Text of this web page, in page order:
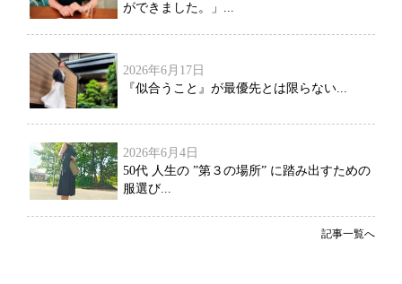
ができました。」...
2026年6月17日
『似合うこと』が最優先とは限らない...
2026年6月4日
50代 人生の ”第３の場所” に踏み出すための
服選び...
記事一覧へ